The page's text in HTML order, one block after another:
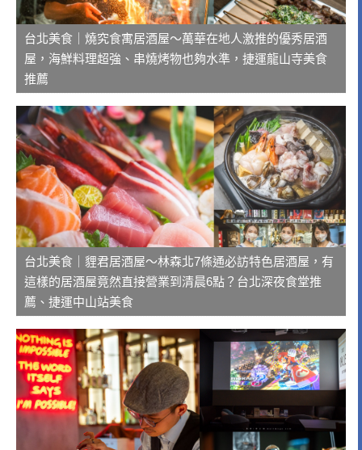
台北美食｜燒究食寓居酒屋～萬華在地人激推的優秀居酒
屋，海鮮料理超強、串燒烤物也夠水準，捷運龍山寺美食
推薦
台北美食｜貍君居酒屋～林森北7條通必訪特色居酒屋，有
這樣的居酒屋竟然直接營業到清晨6點？台北深夜食堂推
薦、捷運中山站美食